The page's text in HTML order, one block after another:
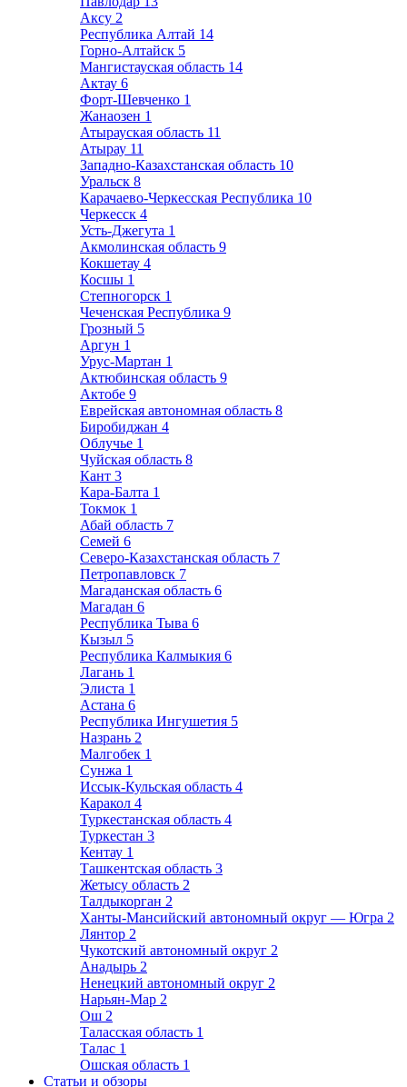
Аксу 2
Республика Алтай 14
Горно-Алтайск 5
Мангистауская область 14
Актау 6
Форт-Шевченко 1
Жанаозен 1
Атырауская область 11
Атырау 11
Западно-Казахстанская область 10
Уральск 8
Карачаево-Черкесская Республика 10
Черкесск 4
Усть-Джегута 1
Акмолинская область 9
Кокшетау 4
Косшы 1
Степногорск 1
Чеченская Республика 9
Грозный 5
Аргун 1
Урус-Мартан 1
Актюбинская область 9
Актобе 9
Еврейская автономная область 8
Биробиджан 4
Облучье 1
Чуйская область 8
Кант 3
Кара-Балта 1
Токмок 1
Абай область 7
Семей 6
Северо-Казахстанская область 7
Петропавловск 7
Магаданская область 6
Магадан 6
Республика Тыва 6
Кызыл 5
Республика Калмыкия 6
Лагань 1
Элиста 1
Астана 6
Республика Ингушетия 5
Назрань 2
Малгобек 1
Сунжа 1
Иссык-Кульская область 4
Каракол 4
Туркестанская область 4
Туркестан 3
Кентау 1
Ташкентская область 3
Жетысу область 2
Талдыкорган 2
Ханты-Мансийский автономный округ — Югра 2
Лянтор 2
Чукотский автономный округ 2
Анадырь 2
Ненецкий автономный округ 2
Нарьян-Мар 2
Ош 2
Таласская область 1
Талас 1
Ошская область 1
Статьи и обзоры